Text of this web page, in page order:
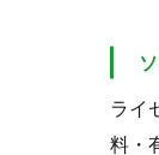
ライ
料・